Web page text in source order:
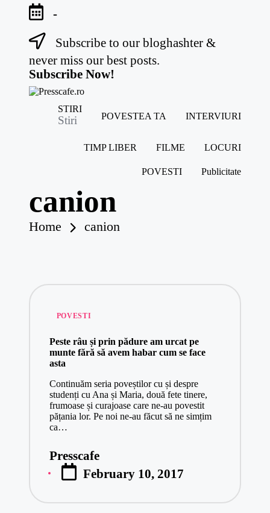
-
Subscribe to our bloghashter &
never miss our best posts.
Subscribe Now!
e
.r
o
Cafeneau
experientelor
STIRI
Stiri POVESTEA TA INTERVIURI
TIMP LIBER FILME LOCURI
POVESTI Publicitate
canion
Home canion
Posted
POVESTI
Peste râu și prin pădure am urcat pe
munte fără să avem habar cum se face
asta
Continuăm seria poveștilor cu și despre
studenți cu Ana și Maria, două fete tinere,
frumoase și curajoase care ne-au povestit
pățania lor. Pe noi ne-au făcut să ne simțim
ca…
Posted
by
Presscafe
February 10, 2017